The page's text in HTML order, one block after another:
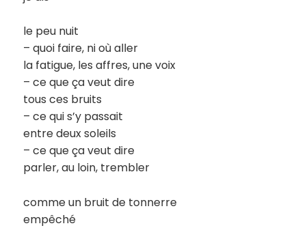
le peu nuit
– quoi faire, ni où aller
la fatigue, les affres, une voix
– ce que ça veut dire
tous ces bruits
– ce qui s’y passait
entre deux soleils
– ce que ça veut dire
parler, au loin, trembler
comme un bruit de tonnerre
empêché